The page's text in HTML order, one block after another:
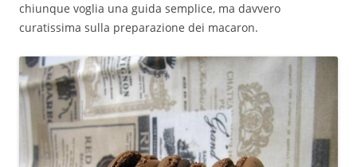
chiunque voglia una guida semplice, ma davvero
curatissima sulla preparazione dei macaron.